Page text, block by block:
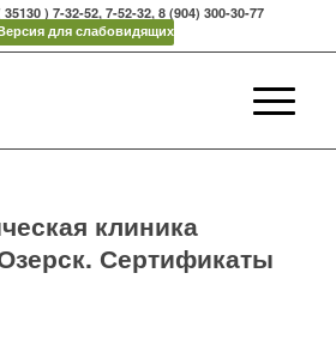
) 7-32-52, 7-52-32, 8 (904) 300-30-77
для слабовидящих
клиника
Сертификаты